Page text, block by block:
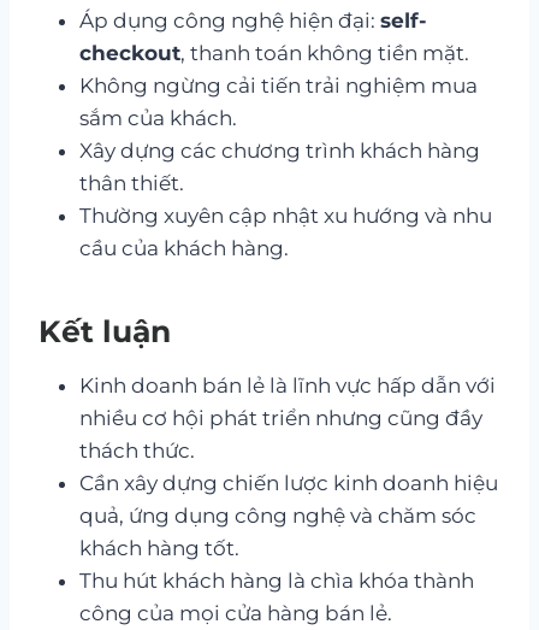
Áp dụng công nghệ hiện đại: self-
checkout, thanh toán không tiền mặt.
Không ngừng cải tiến trải nghiệm mua
sắm của khách.
Xây dựng các chương trình khách hàng
thân thiết.
Thường xuyên cập nhật xu hướng và nhu
cầu của khách hàng.
Kết luận
Kinh doanh bán lẻ là lĩnh vực hấp dẫn với
nhiều cơ hội phát triển nhưng cũng đầy
thách thức.
Cần xây dựng chiến lược kinh doanh hiệu
quả, ứng dụng công nghệ và chăm sóc
khách hàng tốt.
Thu hút khách hàng là chìa khóa thành
công của mọi cửa hàng bán lẻ.